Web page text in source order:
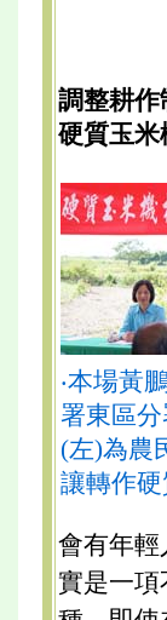
調整耕作
硬質玉
‧本場黃
署東區
(左)為農
讓轉作
會有年輕
實是一項